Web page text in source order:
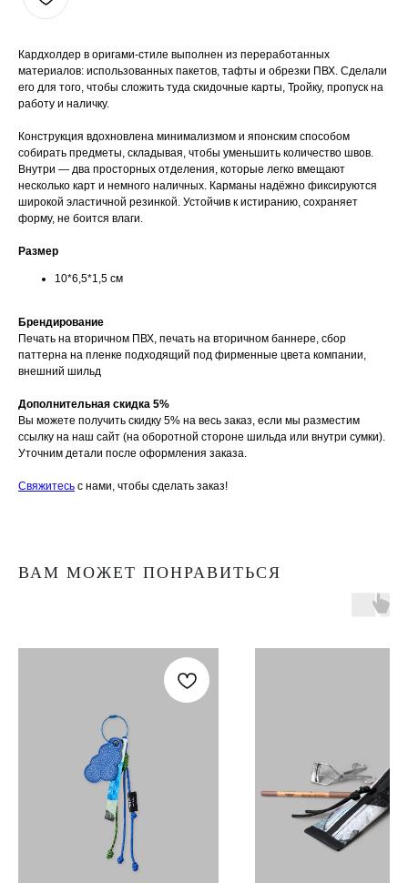
Кардхолдер в оригами-стиле выполнен из переработанных
материалов: использованных пакетов, тафты и обрезки ПВХ. Сделали
его для того, чтобы сложить туда скидочные карты, Тройку, пропуск на
работу и наличку.
Конструкция вдохновлена минимализмом и японским способом
собирать предметы, складывая, чтобы уменьшить количество швов.
Внутри — два просторных отделения, которые легко вмещают
несколько карт и немного наличных. Карманы надёжно фиксируются
широкой эластичной резинкой. Устойчив к истиранию, сохраняет
форму, не боится влаги.
Размер
10*6,5*1,5 см
Брендирование
Печать на вторичном ПВХ, печать на вторичном баннере, сбор
паттерна на пленке подходящий под фирменные цвета компании,
внешний шильд
Дополнительная скидка 5%
Вы можете получить скидку 5% на весь заказ, если мы разместим
ссылку на наш сайт (на оборотной стороне шильда или внутри сумки).
Уточним детали после оформления заказа.
Свяжитесь с нами, чтобы сделать заказ!
ВАМ МОЖЕТ ПОНРАВИТЬСЯ